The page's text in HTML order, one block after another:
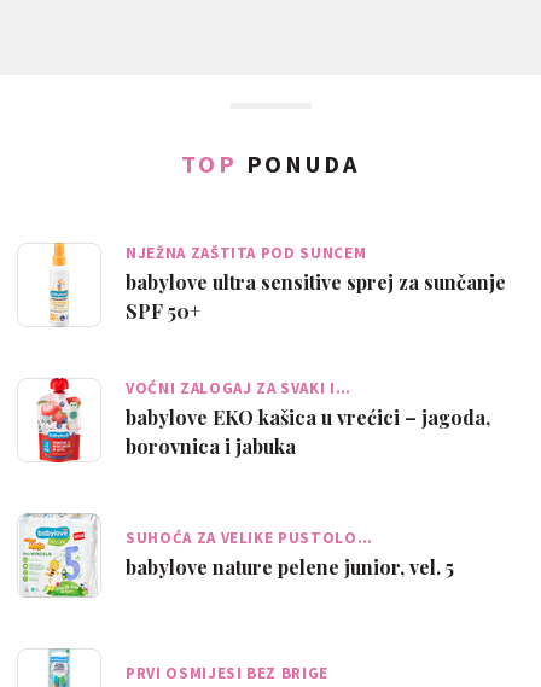
TOP PONUDA
NJEŽNA ZAŠTITA POD SUNCEM
babylove ultra sensitive sprej za sunčanje
SPF 50+
VOĆNI ZALOGAJ ZA SVAKI I…
babylove EKO kašica u vrećici – jagoda,
borovnica i jabuka
SUHOĆA ZA VELIKE PUSTOLO…
babylove nature pelene junior, vel. 5
PRVI OSMIJESI BEZ BRIGE